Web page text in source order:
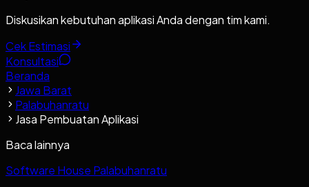
Diskusikan kebutuhan aplikasi Anda dengan tim kami.
Cek Estimasi
Konsultasi
Beranda
Jawa Barat
Palabuhanratu
Jasa Pembuatan Aplikasi
Baca lainnya
Software House Palabuhanratu